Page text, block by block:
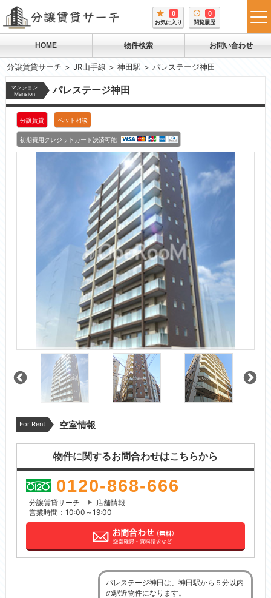
0
お気に入り
0
閲覧履歴
HOME 物件検索 お問い合わせ
分譲賃貸サーチ JR山手線 神田駅 パレステージ神田
マンション
Mansion
パレステージ神田
分譲賃貸 ペット相談
初期費用クレジットカード決済可能
For Rent 空室情報
物件に関するお問合わせはこちらから
0120-868-666
分譲賃貸サーチ
店舗情報
営業時間：10:00～19:00
パレステージ神田は、神田駅から５分以内
の駅近物件になります。